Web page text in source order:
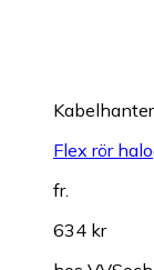
Flex rör
fr.
634 kr